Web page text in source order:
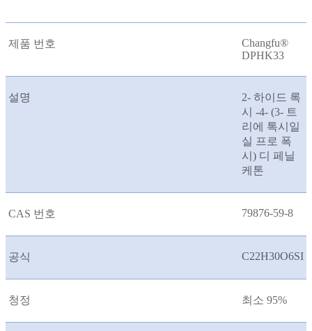
제품 번호
Changfu®
DPHK33
설명
2- 하이드 록
시 -4- (3- 트
리에 톡시일
실 프로 폭
시) 디 페닐
케톤
CAS 번호 79876-59-8
공식 C22H30O6SI
청정 최소 95%